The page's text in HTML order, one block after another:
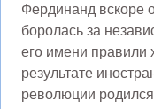
Фердинанд вскоре
боролась за
его имени правили
результате
революции